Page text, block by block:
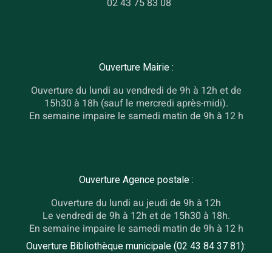
02 43 75 83 08
Ouverture Mairie :
Ouverture du lundi au vendredi de 9h à 12h et de
15h30 à 18h (sauf le mercredi après-midi).
En semaine impaire le samedi matin de 9h à 12 h
Ouverture Agence postale :
Ouverture du lundi au jeudi de 9h à 12h
Le vendredi de 9h à 12h et de 15h30 à 18h.
En semaine impaire le samedi matin de 9h à 12 h
Ouverture Bibliothèque municipale (02 43 84 37 81):